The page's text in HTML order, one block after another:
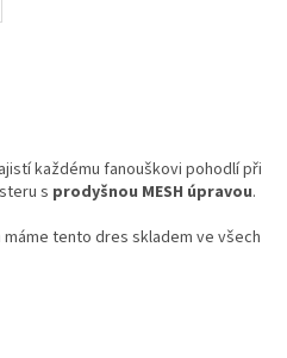
každému fanouškovi pohodlí při
s prodyšnou MESH úpravou.
máme tento dres skladem ve všech